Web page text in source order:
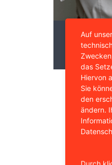
Auf
das
Hiervon
Sie
den
ändern.